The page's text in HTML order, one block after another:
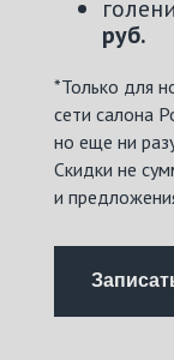
руб.
*Только для
сети салона
но еще ни
Скидки не
и